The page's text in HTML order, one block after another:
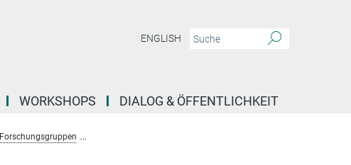
ENGLISH
WORKSHOPS DIALOG & ÖFFENTLICHKEIT
Forschungsgruppen